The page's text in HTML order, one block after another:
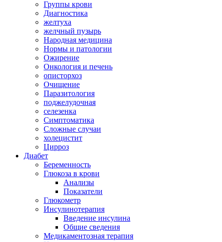
Группы крови
Диагностика
желтуха
желчный пузырь
Народная медицина
Нормы и патологии
Ожирение
Онкология и печень
описторхоз
Очищение
Паразитология
поджелудочная
селезенка
Симптоматика
Сложные случаи
холецистит
Цирроз
Диабет
Беременность
Глюкоза в крови
Анализы
Показатели
Глюкометр
Инсулинотерапия
Введение инсулина
Общие сведения
Медикаментозная терапия